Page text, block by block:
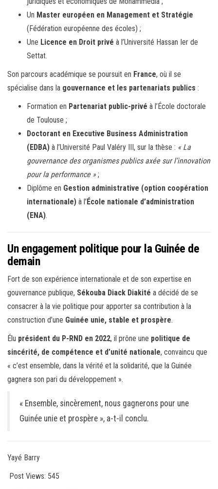
Un Master européen en Management et Stratégie
(Fédération européenne des écoles) ;
Une Licence en Droit privé à l’Université Hassan Ier de
Settat.
Son parcours académique se poursuit en France, où il se
spécialise dans la gouvernance et les partenariats publics :
Formation en Partenariat public-privé à l’École doctorale
de Toulouse ;
Doctorant en Executive Business Administration
(EDBA) à l’Université Paul Valéry III, sur la thèse : « La
gouvernance des organismes publics axée sur l’innovation
pour la performance » ;
Diplôme en Gestion administrative (option coopération
internationale) à l’École nationale d’administration
(ENA).
Un engagement politique pour la Guinée de
demain
Fort de son expérience internationale et de son expertise en
gouvernance publique, Sékouba Diack Diakité a décidé de se
consacrer à la vie politique pour apporter sa contribution à la
construction d’une Guinée unie, stable et prospère.
Élu président du P-RND en 2022, il prône une politique de
sincérité, de compétence et d’unité nationale, convaincu que
« c’est ensemble, dans la vérité et la solidarité, que la Guinée
gagnera son pari du développement ».
« Ensemble, sincèrement, nous gagnerons pour une
Guinée unie et prospère », a-t-il conclu.
Yayé Barry
Post Views: 545